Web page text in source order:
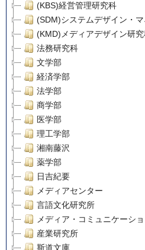
(KBS)経営管理研究科
(SDM)システムデザイン・
(KMD)メディアデザイン研
法務研究科
文学部
経済学部
法学部
商学部
医学部
理工学部
湘南藤沢
薬学部
日吉紀要
メディアセンター
言語文化研究所
メディア・コミュニケーシ
産業研究所
斯道文庫